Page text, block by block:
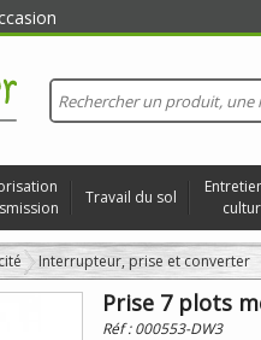
Travail du sol
Interrupteur, prise et converter
Prise 7 plots
Réf :000553-DW3